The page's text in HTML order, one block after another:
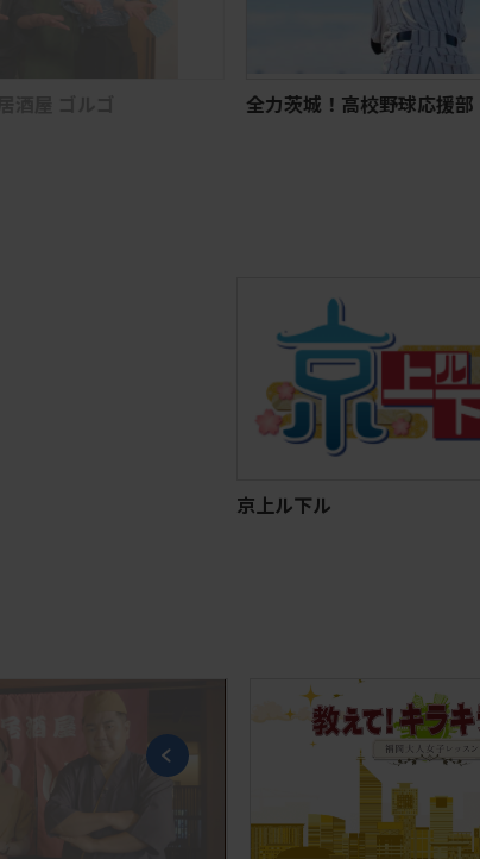
全力茨城！高校野球応援部
京上ル下ル